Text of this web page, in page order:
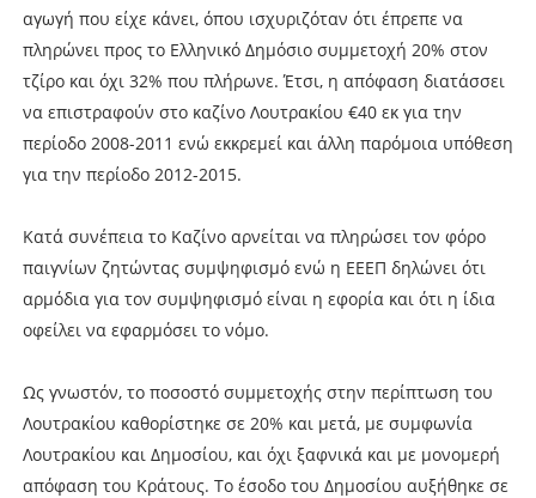
αγωγή που είχε κάνει, όπου ισχυριζόταν ότι έπρεπε να
πληρώνει προς το Ελληνικό Δημόσιο συμμετοχή 20% στον
τζίρο και όχι 32% που πλήρωνε. Έτσι, η απόφαση διατάσσει
να επιστραφούν στο καζίνο Λουτρακίου €40 εκ για την
περίοδο 2008-2011 ενώ εκκρεμεί και άλλη παρόμοια υπόθεση
για την περίοδο 2012-2015.
Κατά συνέπεια το Καζίνο αρνείται να πληρώσει τον φόρο
παιγνίων ζητώντας συμψηφισμό ενώ η ΕΕΕΠ δηλώνει ότι
αρμόδια για τον συμψηφισμό είναι η εφορία και ότι η ίδια
οφείλει να εφαρμόσει το νόμο.
Ως γνωστόν, το ποσοστό συμμετοχής στην περίπτωση του
Λουτρακίου καθορίστηκε σε 20% και μετά, με συμφωνία
Λουτρακίου και Δημοσίου, και όχι ξαφνικά και με μονομερή
απόφαση του Κράτους. Το έσοδο του Δημοσίου αυξήθηκε σε